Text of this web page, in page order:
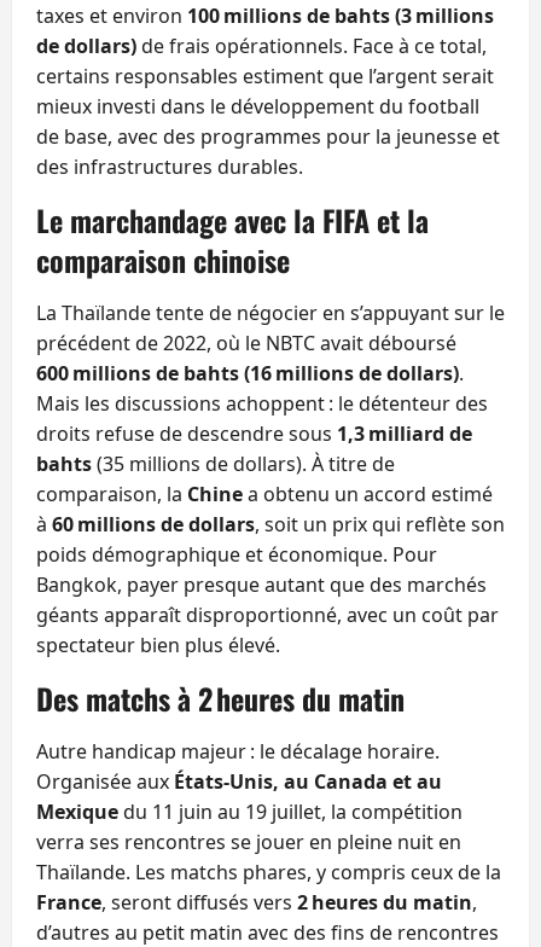
taxes et environ 100 millions de bahts (3 millions
de dollars)de frais opérationnels. Face à ce total,
certains responsables estiment que l’argent serait
mieux investi dans le développement du football
de base, avec des programmes pour la jeunesse et
des infrastructures durables.
Le marchandage avec la FIFA et la
comparaison chinoise
La Thaïlande tente de négocier en s’appuyant sur le
précédent de 2022, où le NBTC avait déboursé
600 millions de bahts (16 millions de dollars).
Mais les discussions achoppent : le détenteur des
droits refuse de descendre sous 1,3 milliard de
bahts(35 millions de dollars). À titre de
comparaison, la Chinea obtenu un accord estimé
à 60 millions de dollars, soit un prix qui reflète son
poids démographique et économique. Pour
Bangkok, payer presque autant que des marchés
géants apparaît disproportionné, avec un coût par
spectateur bien plus élevé.
Des matchs à 2 heures du matin
Autre handicap majeur : le décalage horaire.
Organisée aux États‑Unis, au Canada et au
Mexiquedu 11 juin au 19 juillet, la compétition
verra ses rencontres se jouer en pleine nuit en
Thaïlande. Les matchs phares, y compris ceux de la
France, seront diffusés vers 2 heures du matin,
d’autres au petit matin avec des fins de rencontres